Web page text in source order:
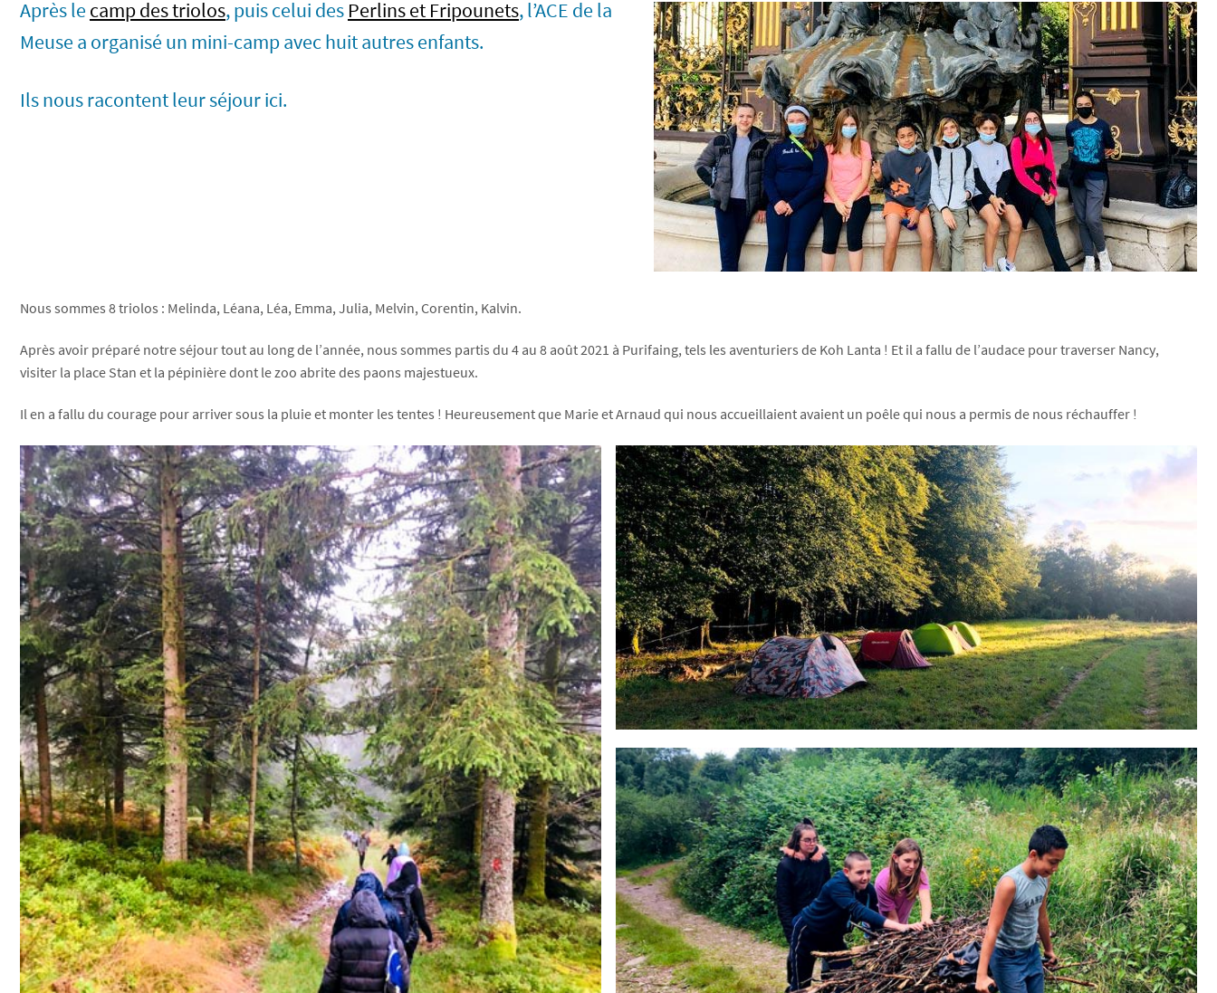
Après le camp des triolos, puis celui des Perlins et Fripounets, l’ACE de la
Meuse a organisé un mini-camp avec huit autres enfants.
Ils nous racontent leur séjour ici.
Nous sommes 8 triolos : Melinda, Léana, Léa, Emma, Julia, Melvin, Corentin, Kalvin.
Après avoir préparé notre séjour tout au long de l’année, nous sommes partis du 4 au 8 août 2021 à Purifaing, tels les aventuriers de Koh Lanta ! Et il a fallu de l’audace pour traverser Nancy,
visiter la place Stan et la pépinière dont le zoo abrite des paons majestueux.
Il en a fallu du courage pour arriver sous la pluie et monter les tentes ! Heureusement que Marie et Arnaud qui nous accueillaient avaient un poêle qui nous a permis de nous réchauffer !